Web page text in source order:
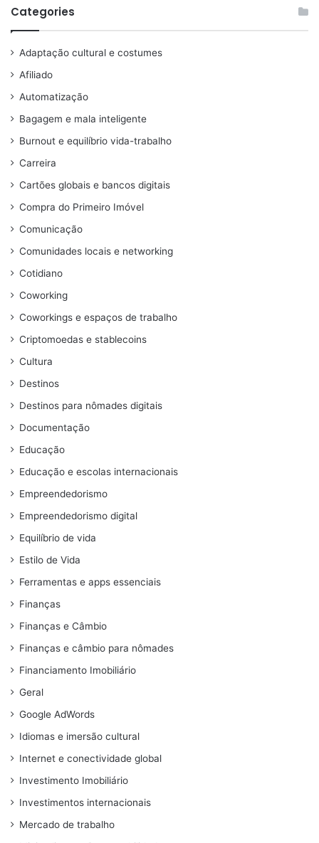
Categories
Adaptação cultural e costumes
Afiliado
Automatização
Bagagem e mala inteligente
Burnout e equilíbrio vida-trabalho
Carreira
Cartões globais e bancos digitais
Compra do Primeiro Imóvel
Comunicação
Comunidades locais e networking
Cotidiano
Coworking
Coworkings e espaços de trabalho
Criptomoedas e stablecoins
Cultura
Destinos
Destinos para nômades digitais
Documentação
Educação
Educação e escolas internacionais
Empreendedorismo
Empreendedorismo digital
Equilíbrio de vida
Estilo de Vida
Ferramentas e apps essenciais
Finanças
Finanças e Câmbio
Finanças e câmbio para nômades
Financiamento Imobiliário
Geral
Google AdWords
Idiomas e imersão cultural
Internet e conectividade global
Investimento Imobiliário
Investimentos internacionais
Mercado de trabalho